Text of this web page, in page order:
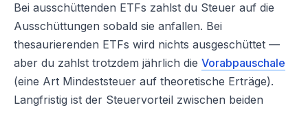
Bei ausschüttenden ETFs zahlst du Steuer auf die
Ausschüttungen sobald sie anfallen. Bei
thesaurierenden ETFs wird nichts ausgeschüttet —
aber du zahlst trotzdem jährlich die Vorabpauschale
(eine Art Mindeststeuer auf theoretische Erträge).
Langfristig ist der Steuervorteil zwischen beiden